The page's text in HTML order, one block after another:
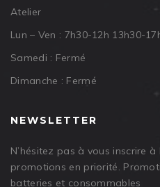
Atelier
Lun – Ven : 7h30-12h 13h30-
Samedi : Fermé
Dimanche : Fermé
NEWSLETTER
N’hésitez pas à vous inscrire
promotions en priorité.
batteries et consommables